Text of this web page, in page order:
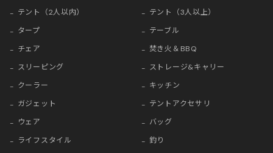
テント（2人以内）
テント（3人以上）
タープ
テーブル
チェア
焚き火＆BBQ
スリーピング
ストレージ&キャリー
クーラー
キッチン
ガジェット
テントアクセサリ
ウェア
バッグ
ライフスタイル
釣り